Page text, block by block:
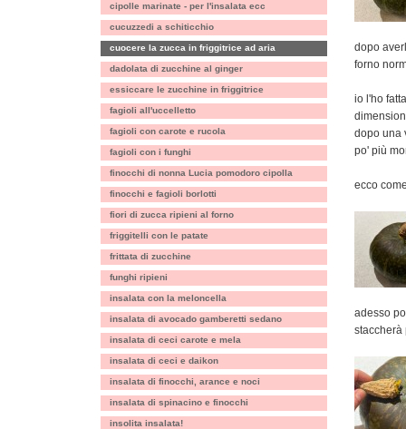
cipolle marinate - per l'insalata ecc
cucuzzedi a schiticchio
cuocere la zucca in friggitrice ad aria
dadolata di zucchine al ginger
essiccare le zucchine in friggitrice
fagioli all'uccelletto
fagioli con carote e rucola
fagioli con i funghi
finocchi di nonna Lucia pomodoro cipolla
finocchi e fagioli borlotti
fiori di zucca ripieni al forno
friggitelli con le patate
frittata di zucchine
funghi ripieni
insalata con la meloncella
insalata di avocado gamberetti sedano
insalata di ceci carote e mela
insalata di ceci e daikon
insalata di finocchi, arance e noci
insalata di spinacino e finocchi
insolita insalata!
dopo
forno
io l'ho
dopo una
po' più
ecco
adesso
staccherà